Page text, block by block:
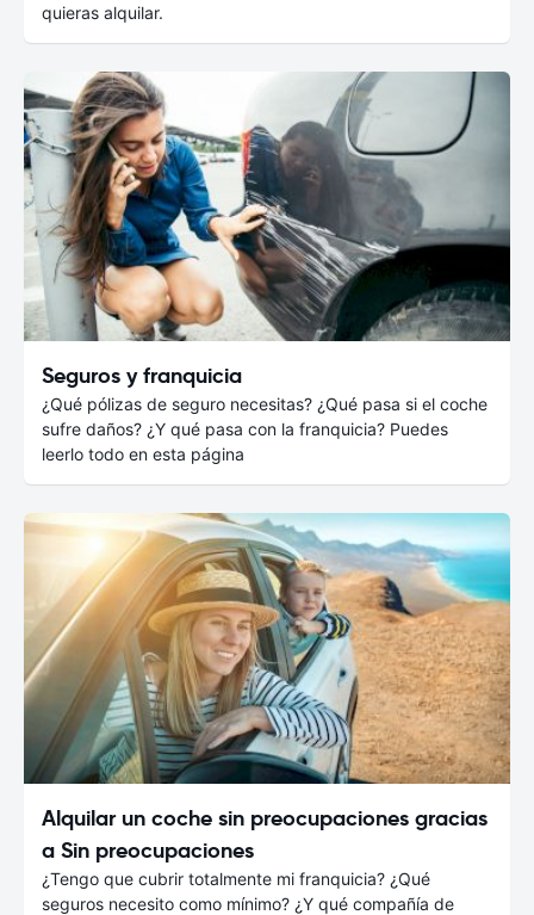
quieras alquilar.
Seguros y franquicia
¿Qué pólizas de seguro necesitas? ¿Qué pasa si el coche
sufre daños? ¿Y qué pasa con la franquicia? Puedes
leerlo todo en esta página
Alquilar un coche sin preocupaciones gracias
a Sin preocupaciones
¿Tengo que cubrir totalmente mi franquicia? ¿Qué
seguros necesito como mínimo? ¿Y qué compañía de